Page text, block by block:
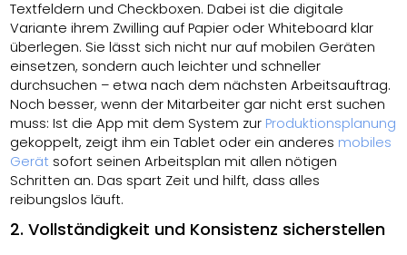
Textfeldern und Checkboxen. Dabei ist die digitale
Variante ihrem Zwilling auf Papier oder Whiteboard klar
überlegen. Sie lässt sich nicht nur auf mobilen Geräten
einsetzen, sondern auch leichter und schneller
durchsuchen – etwa nach dem nächsten Arbeitsauftrag.
Noch besser, wenn der Mitarbeiter gar nicht erst suchen
muss: Ist die App mit dem System zur Produktionsplanung
gekoppelt, zeigt ihm ein Tablet oder ein anderes mobiles
Gerät sofort seinen Arbeitsplan mit allen nötigen
Schritten an. Das spart Zeit und hilft, dass alles
reibungslos läuft.
2. Vollständigkeit und Konsistenz sicherstellen